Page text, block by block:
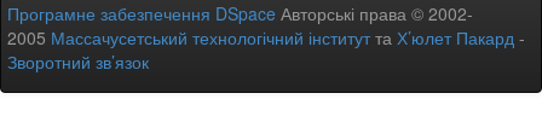
Програмне забезпечення DSpace Авторські права © 2002-
2005 Массачусетський технологічний інститутта Х’юлет Пакард -
Зворотний зв’язок